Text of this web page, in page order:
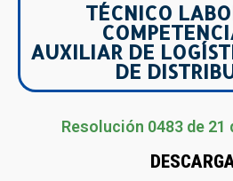
TÉCNICO
AUXILIAR DE
DE
Resolución 0483 de 21